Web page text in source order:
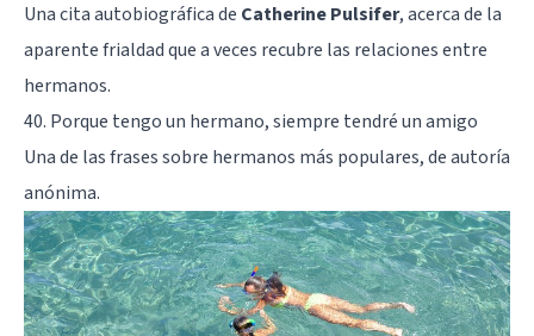
Una cita autobiográfica de Catherine Pulsifer, acerca de la
aparente frialdad que a veces recubre las relaciones entre
hermanos.
40. Porque tengo un hermano, siempre tendré un amigo
Una de las frases sobre hermanos más populares, de autoría
anónima.